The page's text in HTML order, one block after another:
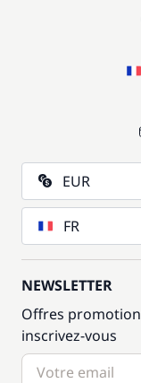
EUR
FR
NEWSLETTER
Offres
inscrivez-vous